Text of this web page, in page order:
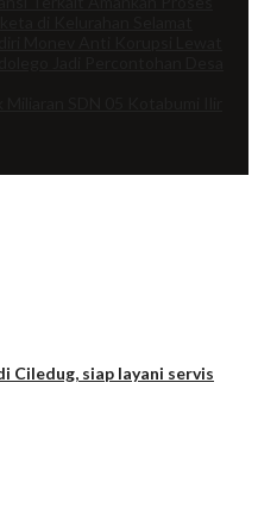
Ciledug, siap layani servis